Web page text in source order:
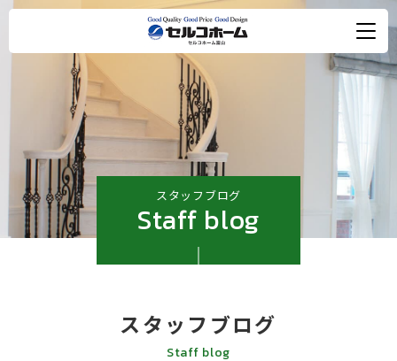
スタッフブログ
Staff blog
スタッフブログ
Staff blog